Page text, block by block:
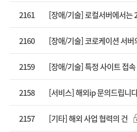
2161
2160 [장애/기술] 코로케이션 서버
2159 [장애/기술] 특정 사이트 접
2158 [서비스] 해외ip 문의드립니
2157 [기타] 해외 사업 협력의 건